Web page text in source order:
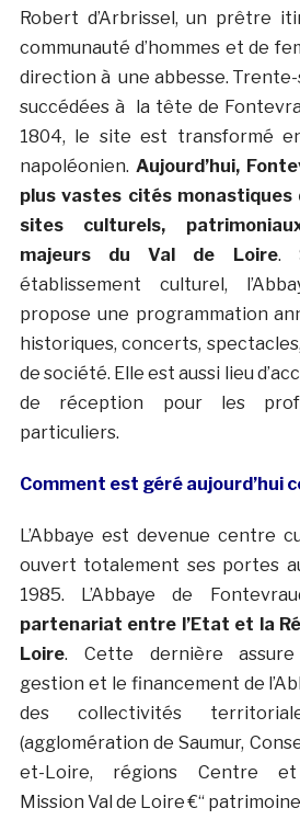
Robert d’Arbrissel, un prêtre
communauté d’hommes et de
direction à une abbesse.
succédées à la tête de
1804, le site est transformé
napoléonien. Aujourd’hui,
plus vastes cités monastiques
sites culturels,
majeurs du Val de Loire.
établissement culturel,
propose une programmation
historiques, concerts,
de société. Elle est aussi lieu
de réception pour les
particuliers.
Comment est géré aujourd’hui
L’Abbaye est devenue centre
ouvert totalement ses portes
1985. L’Abbaye de
partenariat entre l’Etat et la
Loire. Cette dernière
gestion et le financement de
des collectivités
(agglomération de Saumur,
et-Loire, régions Centre et
Mission Val de Loire €“